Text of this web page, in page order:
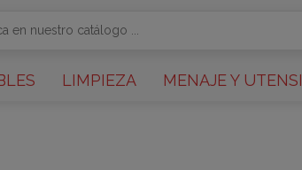
LIMPIEZA MENAJE Y